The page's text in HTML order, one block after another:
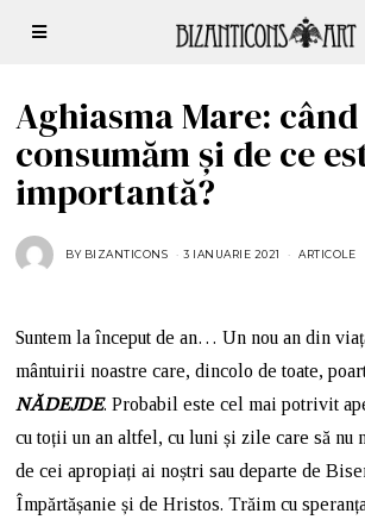
Aghiasma Mare:
consumăm și de ce
importantă?
BY BIZANTICONS 3 IANUARIE 2021 ARTICOLE
Suntem la început de an… Un nou an din
mântuirii noastre care, dincolo de toate,
NĂDEJDE. Probabil este cel mai potrivit
cu toții un an altfel, cu luni și zile care să nu
de cei apropiați ai noștri sau departe de
Împărtășanie și de Hristos. Trăim cu